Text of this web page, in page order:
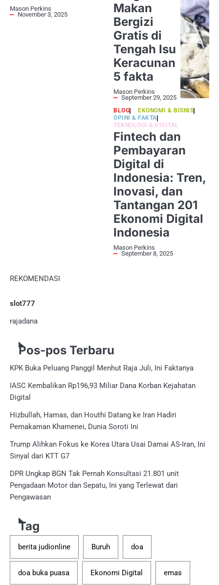
Mason Perkins
November 3, 2025
Makan
Bergizi
Gratis di
Tengah Isu
Keracunan
5 fakta
Mason Perkins
September 29, 2025
Fintech dan
Pembayaran
Digital di
Indonesia: Tren,
Inovasi, dan
Tantangan 201
Ekonomi Digital
Indonesia
BLOG
EKONOMI & BISNIS
OPINI & FAKTA
TEKNOLOGI & DIGITAL
Mason Perkins
September 8, 2025
REKOMENDASI
slot777
rajadana
Pos-pos Terbaru
KPK Buka Peluang Panggil Menhut Raja Juli, Ini Faktanya
IASC Kembalikan Rp196,93 Miliar Dana Korban Kejahatan
Digital
Hizbullah, Hamas, dan Houthi Datang ke Iran Hadiri
Pemakaman Khamenei, Dunia Soroti Ini
Trump Alihkan Fokus ke Korea Utara Usai Damai AS-Iran, Ini
Sinyal dari KTT G7
DPR Ungkap BGN Tak Pernah Konsultasi 21.801 unit
Pengadaan Motor dan Sepatu, Ini yang Terlewat dari
Pengawasan
Tag
berita judionline Buruh doa
doa buka puasa Ekonomi Digital emas